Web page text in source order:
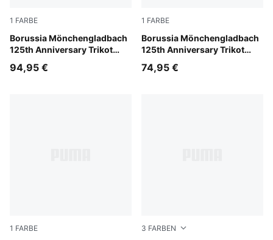
1 FARBE
Borussia Mönchengladbach
125th Anniversary Trikot
PUMA White-Matte Puma Gold
94,95 €
1 FARBE
Borussia Mönchengladbach
125th Anniversary Trikot
PUMA White-Matte Puma
74,95 €
1 FARBE 3 FARBEN